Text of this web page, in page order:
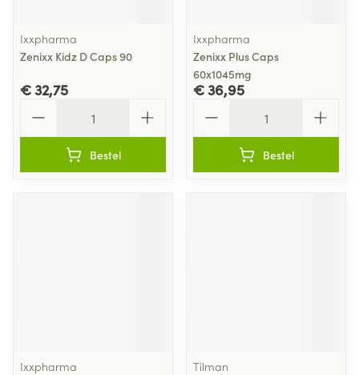
Ixxpharma
Zenixx Kidz D Caps 90
€ 32,75
Bestel
Ixxpharma
Zenixx Plus Caps
60x1045mg
€ 36,95
Bestel
Ixxpharma
Tilman